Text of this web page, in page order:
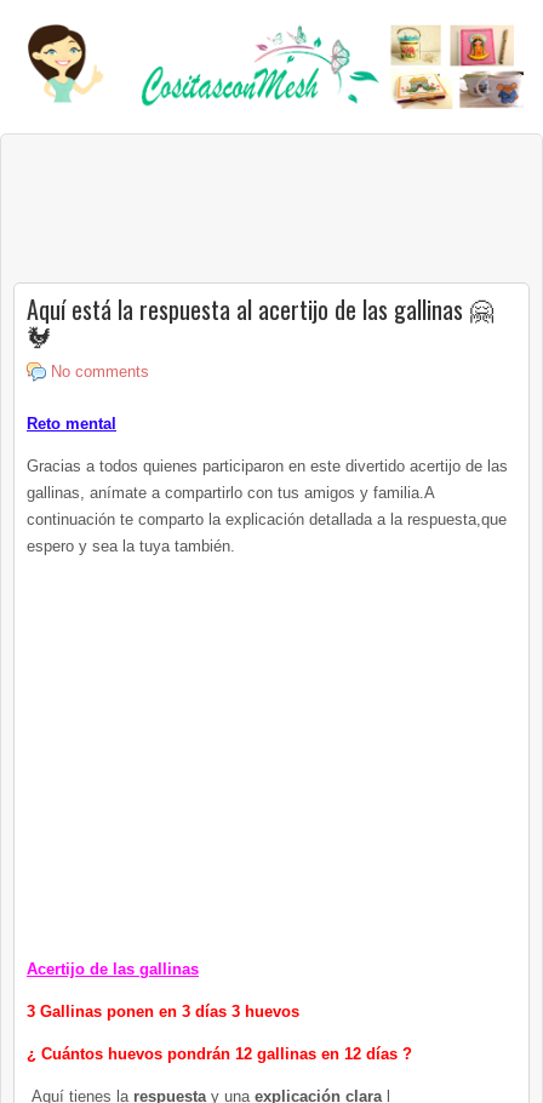
Aquí está la respuesta al acertijo de las gallinas 🤗
🐓
No comments
Reto mental
Gracias a todos quienes participaron en este divertido acertijo de las
gallinas, anímate a compartirlo con tus amigos y familia.A
continuación te comparto la explicación detallada a la respuesta,que
espero y sea la tuya también.
Acertijo de las gallinas
3 Gallinas ponen en 3 días 3 huevos
¿ Cuántos huevos pondrán 12 gallinas en 12 días ?
Aquí tienes la respuesta y una explicación clara l